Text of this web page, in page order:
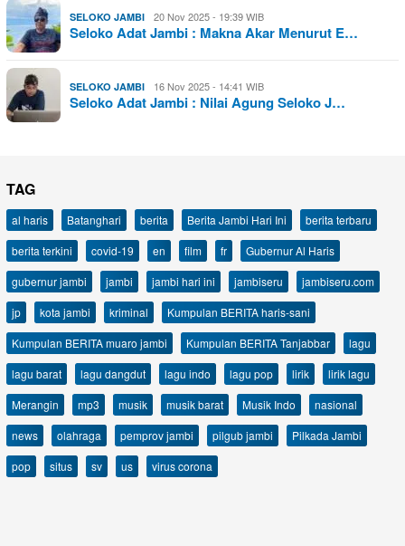
SELOKO JAMBI 20 Nov 2025 - 19:39 WIB
Seloko Adat Jambi : Makna Akar Menurut E…
SELOKO JAMBI 16 Nov 2025 - 14:41 WIB
Seloko Adat Jambi : Nilai Agung Seloko J…
TAG
al haris Batanghari berita Berita Jambi Hari Ini
berita terbaru
berita terkini
covid-19 en film fr
Gubernur Al Haris
gubernur jambi
jambi jambi hari ini jambiseru
jambiseru.com
jp
kota jambi kriminal
Kumpulan BERITA haris-sani
Kumpulan BERITA muaro jambi
Kumpulan BERITA Tanjabbar
lagu
lagu barat
lagu dangdut lagu indo lagu pop lirik
lirik lagu
Merangin
mp3 musik musik barat Musik Indo
nasional
news
olahraga pemprov jambi pilgub jambi
Pilkada Jambi
pop
situs sv us virus corona